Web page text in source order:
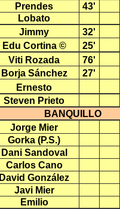
Prendes
43'
Lobato
Jimmy
32'
Edu Cortina ©
25'
Viti Rozada
76'
Borja Sánchez
27'
Ernesto
Steven Prieto
BANQUILLO
Jorge Mier
Gorka (P.S.)
Dani Sandoval
Carlos Cano
David González
Javi Mier
Emilio